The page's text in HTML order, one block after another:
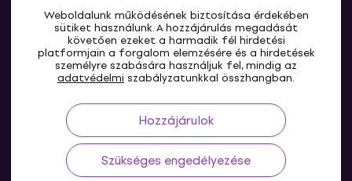
Weboldalunk működésének biztosítása érdekében
sütiket használunk. A hozzájárulás megadását
követően ezeket a harmadik fél hirdetési
platformjain a forgalom elemzésére és a hirdetések
személyre szabására használjuk fel, mindig az
adatvédelmi szabályzatunkkal összhangban.
Hozzájárulok
Szükséges engedélyezése
HU